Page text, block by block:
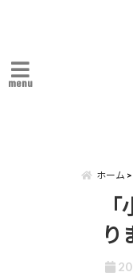
menu
ホーム
り